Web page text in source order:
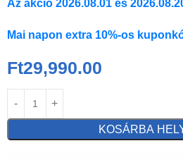
Az akció 2026.08.01 és
Mai napon extra 10%-os
Ft29,990.00
KOSÁRBA